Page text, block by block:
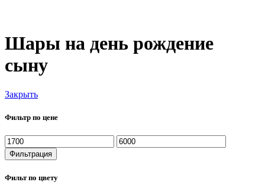
Шары на день рождение
сыну
Закрыть
Фильтр по цене
Фильтрация
Фильт по цвету